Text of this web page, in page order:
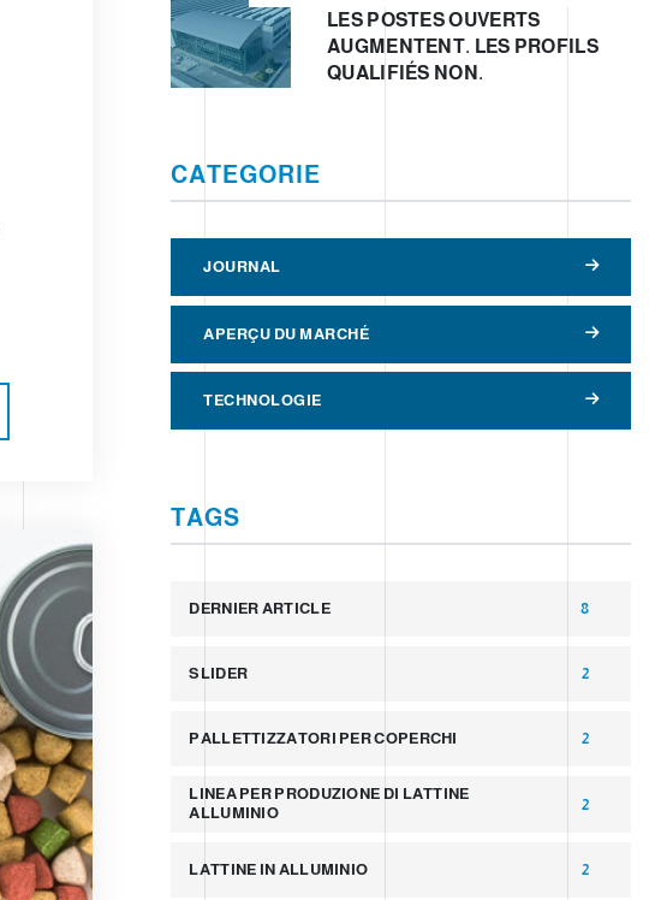
LES POSTES OUVERTS
AUGMENTENT. LES PROFILS
QUALIFIÉS NON.
CATEGORIE
JOURNAL
APERÇU DU MARCHÉ
TECHNOLOGIE
TAGS
DERNIER ARTICLE 8
SLIDER 2
PALLETTIZZATORI PER COPERCHI 2
LINEA PER PRODUZIONE DI LATTINE
ALLUMINIO
2
LATTINE IN ALLUMINIO 2